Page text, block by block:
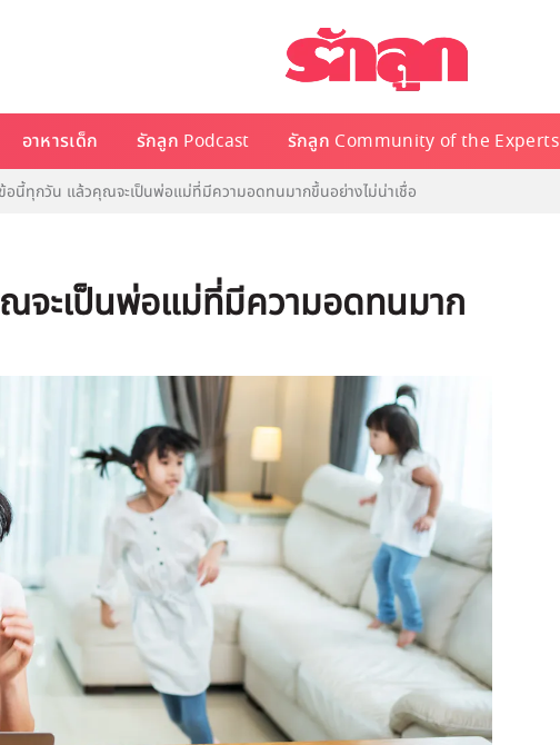
อาหารเด็ก รักลูก Podcast รักลูก Community of the Experts
อนี้ทุกวัน แล้วคุณจะเป็นพ่อแม่ที่มีความอดทนมากขึ้นอย่างไม่น่าเชื่อ
จะเป็นพ่อแม่ที่มีความอดทนมาก